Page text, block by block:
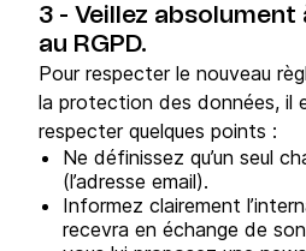
3 - Veillez
au RGPD.
Pour respecter le nouveau
la protection des données, il
respecter quelques points :
Ne définissez qu’un seul
(l’adresse email).
Informez clairement
recevra en échange de